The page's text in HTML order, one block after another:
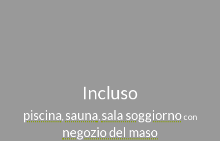
Incluso
piscina, sauna, sala soggiornocon
negozio del maso